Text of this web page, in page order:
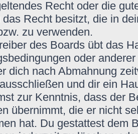
Recht oder die
das Recht besitzt, die in
zu verwenden.
des Boards übt das
oder
dich nach Abmahnung
und dir ein
zur Kenntnis, dass der
übernimmt, die er nicht
hat. Du gestattest dem